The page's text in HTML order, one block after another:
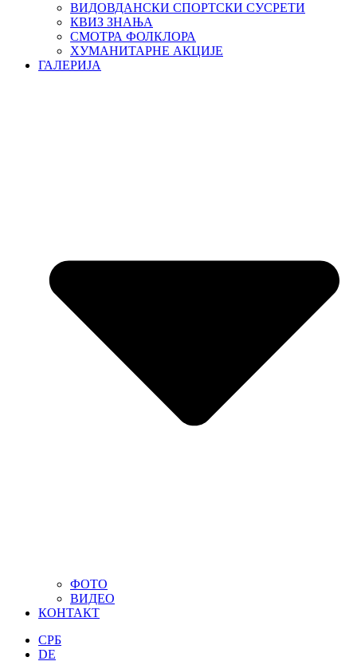
ВИДОВДАНСКИ СПОРТСКИ СУСРЕТИ
КВИЗ ЗНАЊА
СМОТРА ФОЛКЛОРА
ХУМАНИТАРНЕ АКЦИЈЕ
ГАЛЕРИЈА
ФОТО
ВИДЕО
КОНТАКТ
СРБ
DE